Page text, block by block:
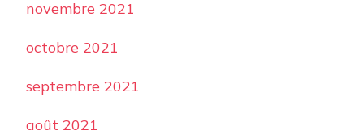
novembre 2021
octobre 2021
septembre 2021
août 2021